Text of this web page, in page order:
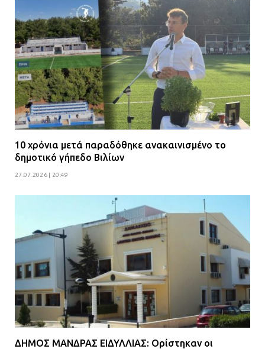
10 χρόνια μετά παραδόθηκε ανακαινισμένο το
δημοτικό γήπεδο Βιλίων
27.07.2026 | 20:49
ΔΗΜΟΣ ΜΑΝΔΡΑΣ ΕΙΔΥΛΛΙΑΣ: Ορίστηκαν οι